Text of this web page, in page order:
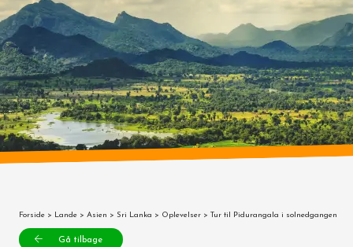
Forside > Lande > Asien > Sri Lanka > Oplevelser > Tur til Pidurangala i solnedgangen
Gå tilbage